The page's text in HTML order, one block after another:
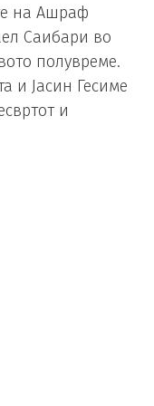
на Ашраф
Саибари во
полувреме.
и Јасин Гесиме
и